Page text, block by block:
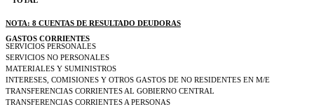
NOTA: 8 CUENTAS DE RESULTADO DEUDORAS
GASTOS CORRIENTES
SERVICIOS PERSONALES
SERVICIOS NO PERSONALES
MATERIALES Y SUMINISTROS
INTERESES, COMISIONES Y OTROS GASTOS DE NO RESIDENTES EN M/E
TRANSFERENCIAS CORRIENTES AL GOBIERNO CENTRAL
TRANSFERENCIAS CORRIENTES A PERSONAS